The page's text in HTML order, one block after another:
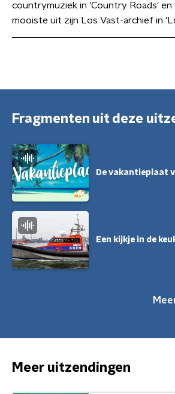
countrymuziek in 'Country Roads' en
mooiste uit zijn Los Vast-archief in
Fragmenten uit deze
De vakantieplaat
Een kijkje in de
Meer uitzendingen